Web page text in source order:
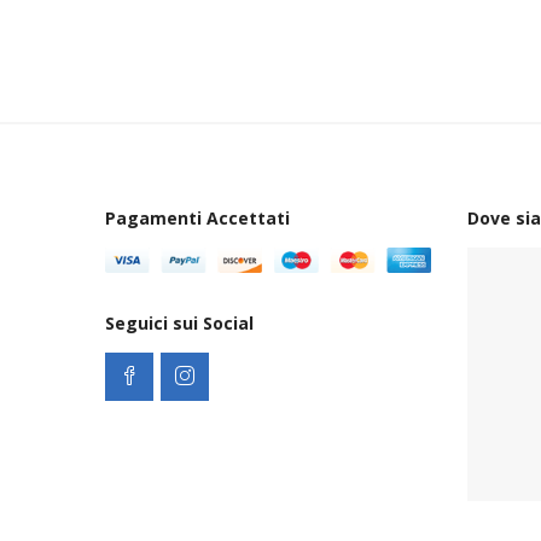
Pagamenti Accettati
Seguici sui Social
Dove